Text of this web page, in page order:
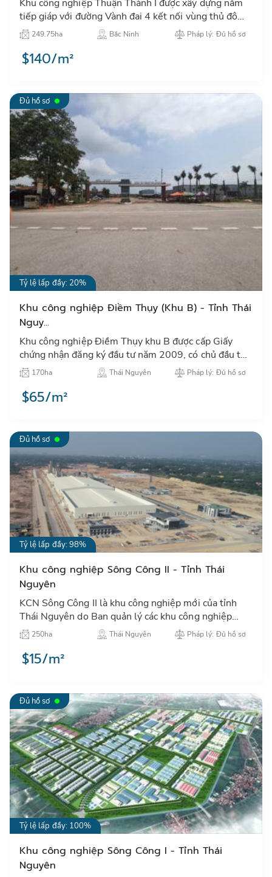
Khu công nghiệp Thuận Thành I được xây dựng nằm
tiếp giáp với đường Vành đai 4 kết nối vùng thủ đô
Hà Nội và có vị trí kết nối giao thông thuận lợi…
249.75ha Bắc Ninh Pháp lý: Đủ hồ sơ
$140/m²
Đủ hồ sơ
Tỷ lệ lấp đầy: 20%
Khu công nghiệp Điềm Thụy (Khu B) - Tỉnh Thái
Nguy...
Khu công nghiệp Điềm Thụy khu B được cấp Giấy
chứng nhận đăng ký đầu tư năm 2009, có chủ đầu tư
là Công ty cổ phần đầu tư Châu Á - Thái Bình Dương
(APEC)…
170ha Thái Nguyên Pháp lý: Đủ hồ sơ
$65/m²
Đủ hồ sơ
Tỷ lệ lấp đầy: 98%
Khu công nghiệp Sông Công II - Tỉnh Thái
Nguyên
KCN Sông Công II là khu công nghiệp mới của tỉnh
Thái Nguyên do Ban quản lý các khu công nghiệp
tỉnh Thái Nguyên làm chủ đầu tư…
250ha Thái Nguyên Pháp lý: Đủ hồ sơ
$15/m²
Đủ hồ sơ
Tỷ lệ lấp đầy: 100%
Khu công nghiệp Sông Công I - Tỉnh Thái
Nguyên